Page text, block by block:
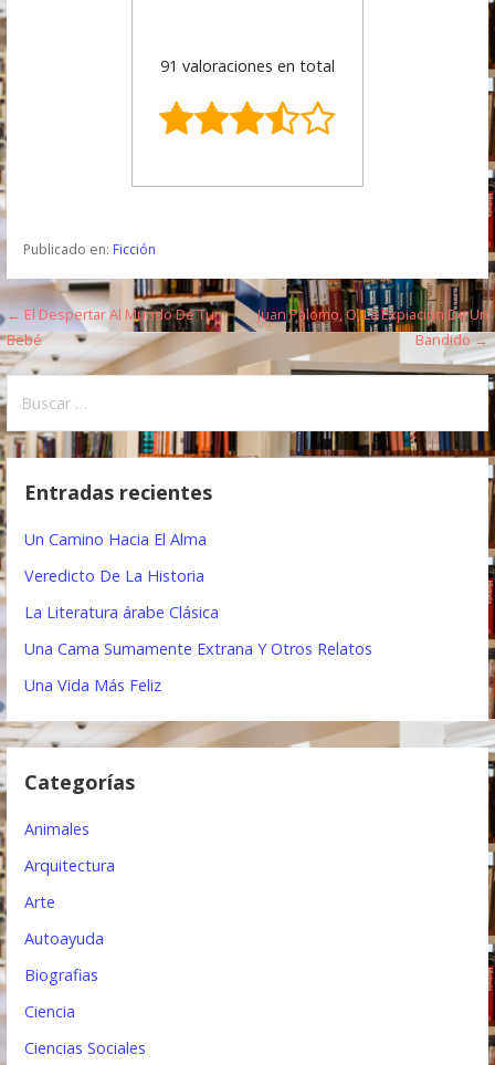
91 valoraciones en total
Publicado en: Ficción
N
a
v
e
a
ó
n
d
n
d
a
← El Despertar Al Mundo De Tu
Bebé
Juan Palomo, O, La Expiación De Un
Bandido →
s
Entradas recientes
Un Camino Hacia El Alma
Veredicto De La Historia
La Literatura árabe Clásica
Una Cama Sumamente Extrana Y Otros Relatos
Una Vida Más Feliz
Categorías
Animales
Arquitectura
Arte
Autoayuda
Biografias
Ciencia
Ciencias Sociales